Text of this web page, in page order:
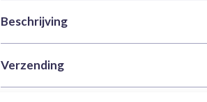
Merk
Categorieën
Acrylverf,True
SKU
Gewicht
0,035 kg
Beschrijving
Versterk de echte metallic glans
Verzending